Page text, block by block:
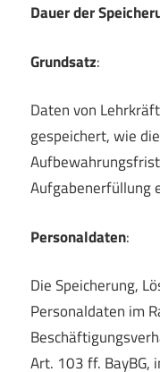
Dauer der
Grundsatz:
Daten von
gespeichert, wie
Aufgabenerfüllung
Personaldaten:
Die Speicherung,
Personaldaten im
Art. 103 ff. BayBG,